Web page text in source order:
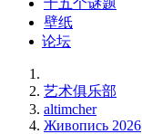
十五个谜题
壁纸
论坛
艺术俱乐部
altimcher
Живопись 2026